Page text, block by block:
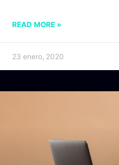
READ MORE »
23 enero, 2020